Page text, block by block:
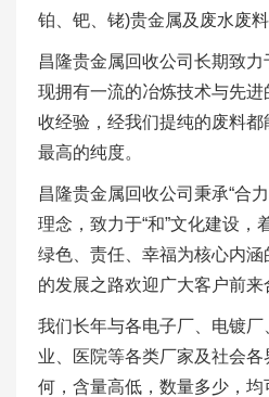
铂、钯、铑)贵金属及废水废料
昌隆贵金属回收公司长期致力
现拥有一流的冶炼技术与先进
收经验，经我们提纯的废料
最高的纯度。
昌隆贵金属回收公司秉承“合
理念，致力于“和”文化建设，
绿色、责任、幸福为核心内
的发展之路欢迎广大客户前来
我们长年与各电子厂、电镀
业、医院等各类厂家及社会
何，含量高低，数量多少，